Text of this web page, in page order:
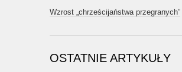
Wzrost „chrześcijaństwa przegranych”
OSTATNIE ARTYKUŁY